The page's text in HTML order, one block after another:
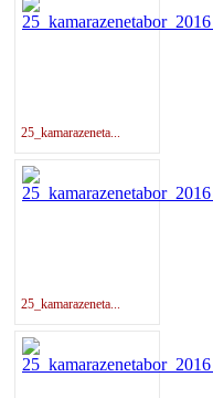
25_kamarazeneta...
25_kamarazeneta...